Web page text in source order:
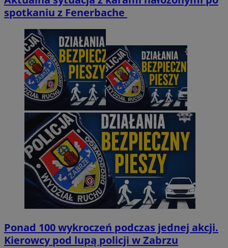
spotkaniu z Fenerbache
Ponad 100 wykroczeń podczas jednej akcji.
Kierowcy pod lupą policji w Zabrzu